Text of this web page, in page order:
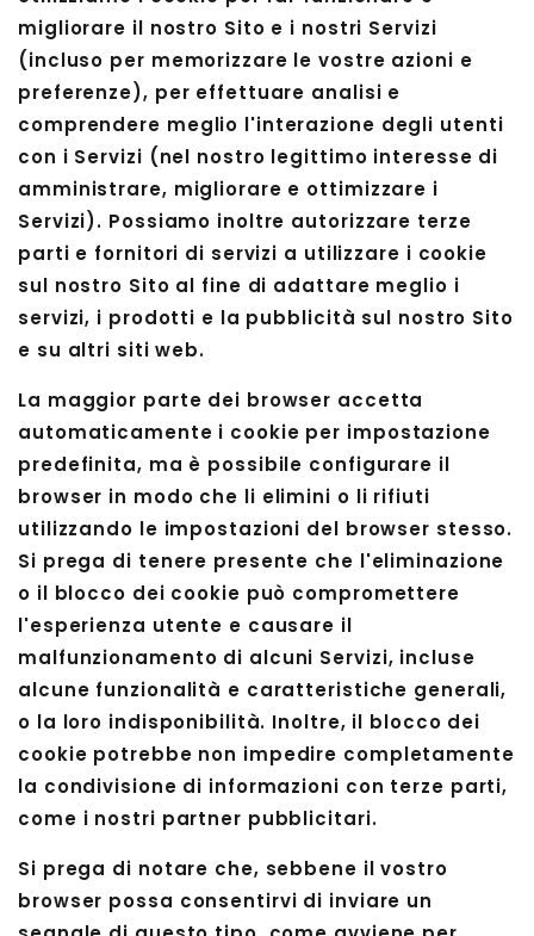
migliorare il nostro Sito e i nostri Servizi
(incluso per memorizzare le vostre azioni e
preferenze), per effettuare analisi e
comprendere meglio l'interazione degli utenti
con i Servizi (nel nostro legittimo interesse di
amministrare, migliorare e ottimizzare i
Servizi). Possiamo inoltre autorizzare terze
parti e fornitori di servizi a utilizzare i cookie
sul nostro Sito al fine di adattare meglio i
servizi, i prodotti e la pubblicità sul nostro Sito
e su altri siti web.
La maggior parte dei browser accetta
automaticamente i cookie per impostazione
predefinita, ma è possibile configurare il
browser in modo che li elimini o li rifiuti
utilizzando le impostazioni del browser stesso.
Si prega di tenere presente che l'eliminazione
o il blocco dei cookie può compromettere
l'esperienza utente e causare il
malfunzionamento di alcuni Servizi, incluse
alcune funzionalità e caratteristiche generali,
o la loro indisponibilità. Inoltre, il blocco dei
cookie potrebbe non impedire completamente
la condivisione di informazioni con terze parti,
come i nostri partner pubblicitari.
Si prega di notare che, sebbene il vostro
browser possa consentirvi di inviare un